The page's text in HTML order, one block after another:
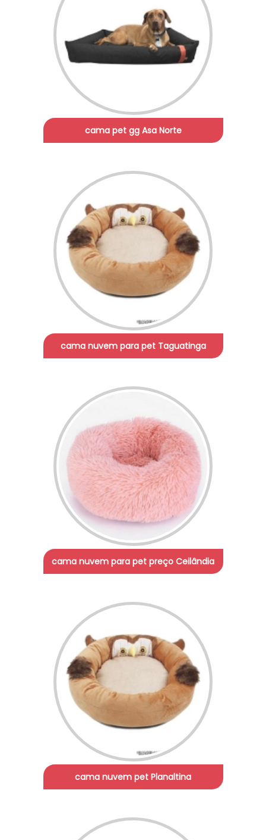
cama pet gg Asa Norte
cama nuvem para pet Taguatinga
cama nuvem para pet preço Ceilândia
cama nuvem pet Planaltina